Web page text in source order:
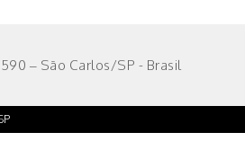
– São Carlos/SP - Brasil